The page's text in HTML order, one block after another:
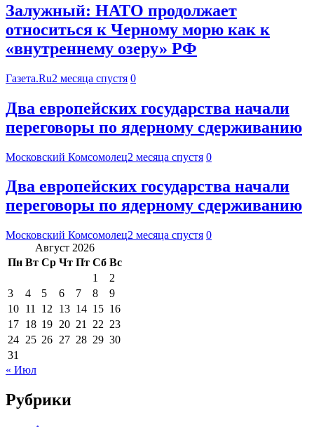
Залужный: НАТО продолжает
относиться к Черному морю как к
«внутреннему озеру» РФ
Газета.Ru2 месяца спустя 0
Два европейских государства начали
переговоры по ядерному сдерживанию
Московский Комсомолец2 месяца спустя 0
Два европейских государства начали
переговоры по ядерному сдерживанию
Московский Комсомолец2 месяца спустя 0
Август 2026
Пн Вт Ср Чт Пт Сб Вс
1
2
3
4 5 6 7 8
9
10 11 12 13 14 15 16
17 18 19 20 21 22 23
24 25 26 27 28 29 30
31
« Июл
Рубрики